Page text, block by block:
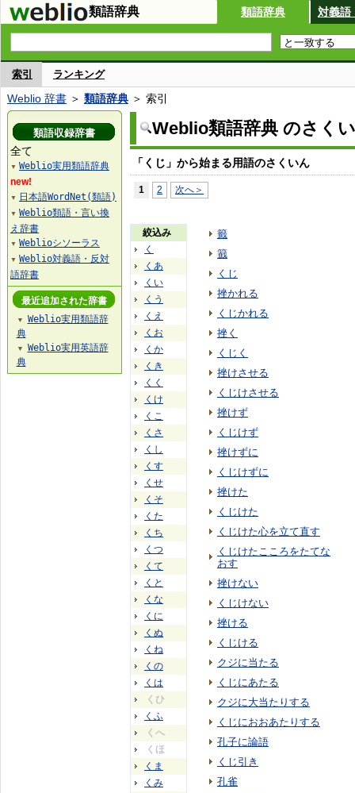
類語辞典 類語辞典 対義語
索引 ランキング
Weblio 辞書 ＞ 類語辞典 ＞ 索引
Weblio類語辞典 のさく
「くじ」から始まる用語のさくいん
1 2 次へ＞
絞込み
く
くあ
くい
くう
くえ
くお
くか
くき
くく
くけ
くこ
くさ
くし
くす
くせ
くそ
くた
くち
くつ
くて
くと
くな
くに
くぬ
くね
くの
くは
くひ
くふ
くへ
くほ
くま
くみ
籤
籖
くじ
挫かれる
くじかれる
挫く
くじく
挫けさせる
くじけさせる
挫けず
くじけず
挫けずに
くじけずに
挫けた
くじけた
くじけた心を立て直す
くじけたこころをたてな
おす
挫けない
くじけない
挫ける
くじける
クジに当たる
くじにあたる
クジに大当たりする
くじにおおあたりする
孔子に論語
くじ引き
孔雀
類語収録辞書
全て
▼ Weblio実用類語辞典
new!
▼ 日本語WordNet(類語)
▼ Weblio類語・言い換
え辞書
▼ Weblioシソーラス
▼ Weblio対義語・反対
語辞書
最近追加された辞書
▼
Weblio実用類語辞
典
▼
Weblio実用英語辞
典